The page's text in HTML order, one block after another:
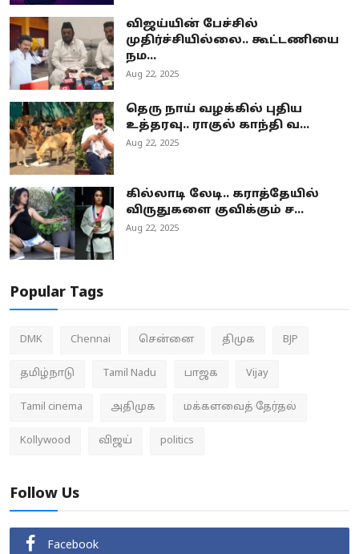
விஜய்யின் பேச்சில்
முதிர்ச்சியில்லை.. கூட்டணியை
நம...
Aug 22, 2025
தெரு நாய் வழக்கில் புதிய
உத்தரவு.. ராகுல் காந்தி வ...
Aug 22, 2025
கில்லாடி லேடி.. கராத்தேயில்
விருதுகளை குவிக்கும் ச...
Aug 22, 2025
Popular Tags
DMK Chennai சென்னை திமுக BJP
தமிழ்நாடு Tamil Nadu பாஜக Vijay
Tamil cinema அதிமுக மக்களவைத் தேர்தல்
Kollywood விஜய் politics
Follow Us
Facebook